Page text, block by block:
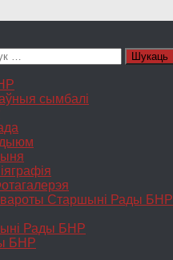
сымбалі
Старшыні Рады БНР
Рады БНР
БНР